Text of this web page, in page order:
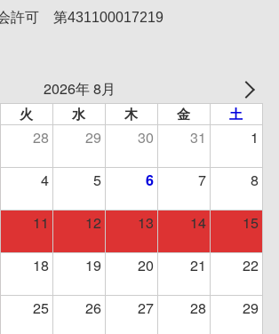
許可 第431100017219
2026年 8月
火 水 木 金 土
28 29 30 31
1
4 5 6 7
8
11 12 13 14
15
18 19 20 21
22
25 26 27 28 29